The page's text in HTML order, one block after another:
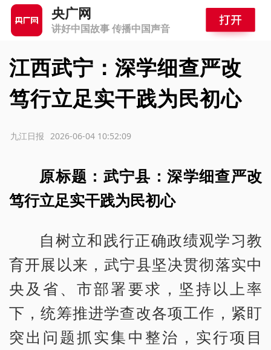
央广网
讲好中国故事 传播中国声音
江西武宁：深学细查严改
笃行立足实干践为民初心
2026-06-04 10:52:09
九江日报
原标题：武宁县：深学细查严改
笃行立足实干践为民初心
自树立和践行正确政绩观学习教
育开展以来，武宁县坚决贯彻落实中
央及省、市部署要求，坚持以上率
下，统筹推进学查改各项工作，紧盯
突出问题抓实集中整治，实行项目